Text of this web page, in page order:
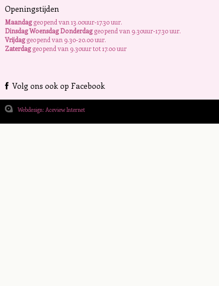
Openingstijden
Maandaggeopend van 13.00uur-17.30 uur.
Dinsdag Woensdag Donderdaggeopend van 9.30uur-17.30 uur.
Vrijdaggeopend van 9.30-20.00 uur.
Zaterdaggeopend van 9.30uur tot 17.00 uur
Volg ons ook op Facebook
Webdesign: Aceview Internet